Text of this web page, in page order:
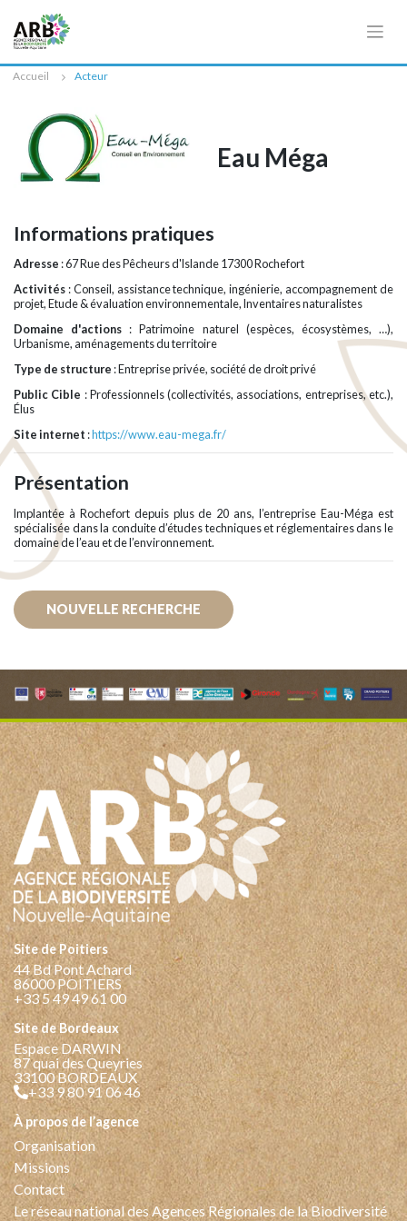
Accueil Acteur
Eau Méga
Informations pratiques
Adresse : 67 Rue des Pêcheurs d'Islande 17300 Rochefort
Activités : Conseil, assistance technique, ingénierie, accompagnement de
projet, Etude & évaluation environnementale, Inventaires naturalistes
Domaine d'actions : Patrimoine naturel (espèces, écosystèmes, …),
Urbanisme, aménagements du territoire
Type de structure : Entreprise privée, société de droit privé
Public Cible : Professionnels (collectivités, associations, entreprises, etc.),
Élus
Site internet :https://www.eau-mega.fr/
Présentation
Implantée à Rochefort depuis plus de 20 ans, l’entreprise Eau-Méga est
spécialisée dans la conduite d’études techniques et réglementaires dans le
domaine de l’eau et de l’environnement.
NOUVELLE RECHERCHE
Site de Poitiers
44 Bd Pont Achard
86000 POITIERS
+33 5 49 49 61 00
Site de Bordeaux
Espace DARWIN
87 quai des Queyries
33100 BORDEAUX
+33 9 80 91 06 46
à propos de l’agence
Organisation
Missions
Contact
Le réseau national des Agences Régionales de la Biodiversité